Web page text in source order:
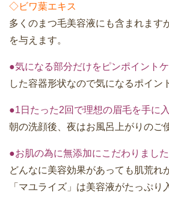
◇ビワ葉エキス
多くのまつ毛美容液にも含まれます
を与えます。
●気になる部分だけをピンポイント
した容器形状なので気になるポイン
●1日たった2回で理想の眉毛を手に入
朝の洗顔後、夜はお風呂上がりのご
●お肌の為に無添加にこだわりまし
どんなに美容効果があっても肌荒れ
「マユライズ」は美容液がたっぷり